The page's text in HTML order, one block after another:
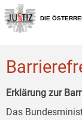
Zur
Hauptnavigation
[1]
Zum
Inhalt
[2]
Zum
Untermenü
[3]
DIE
Erklärung zur
Das